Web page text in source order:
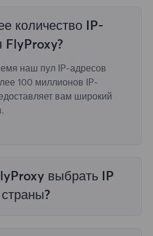
количество IP-
FlyProxy?
наш пул IP-адресов
100 миллионов IP-
вам широкий
выбрать IP
страны?